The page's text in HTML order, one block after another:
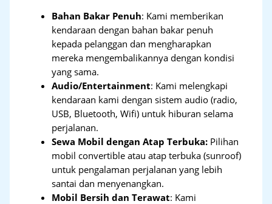
Bahan Bakar Penuh: Kami memberikan
kendaraan dengan bahan bakar penuh
kepada pelanggan dan mengharapkan
mereka mengembalikannya dengan kondisi
yang sama.
Audio/Entertainment: Kami melengkapi
kendaraan kami dengan sistem audio (radio,
USB, Bluetooth, Wifi) untuk hiburan selama
perjalanan.
Sewa Mobil dengan Atap Terbuka: Pilihan
mobil convertible atau atap terbuka (sunroof)
untuk pengalaman perjalanan yang lebih
santai dan menyenangkan.
Mobil Bersih dan Terawat: Kami